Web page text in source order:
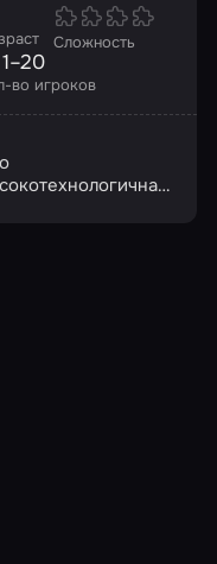
Сложность
во игроков
1–20